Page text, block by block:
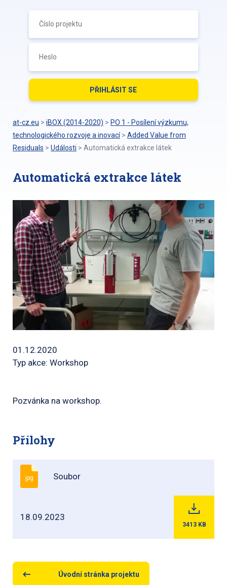
at-cz.eu > iBOX (2014-2020) > PO 1 - Posílení výzkumu,
technologického rozvoje a inovací > Added Value from
Residuals > Události > Automatická extrakce látek
Automatická extrakce látek
01.12.2020
Typ akce: Workshop
Pozvánka na workshop.
Přílohy
jpg Soubor
18.09.2023
3413 KB
Úvodní stránka projektu